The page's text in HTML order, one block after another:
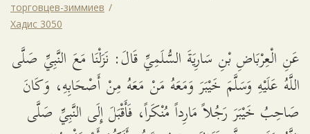
торговцев-зиммиев
Хадис 3050
عَنِ الْعِرْبَاضِ بْنِ سَارِيَةَ السُّلَمِيِّ قَالَ: نَزَلْنَا مَعَ النَّبِيِّ صَلَّى
اللَّهُ عَلَيْهِ وَسَلَّمَ خَيْبَرَ وَمَعَهُ مَنْ مَعَهُ مِنْ أَصْحَابِهِ، وَكَانَ
صَاحِبُ خَيْبَرَ رَجُلاً مَارِداً مُنْكَراً، فَأَقْبَلَ إِلَى النَّبِيِّ صَلَّى